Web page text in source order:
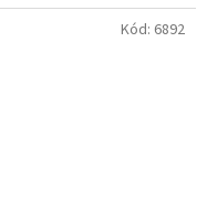
Kód: 6892